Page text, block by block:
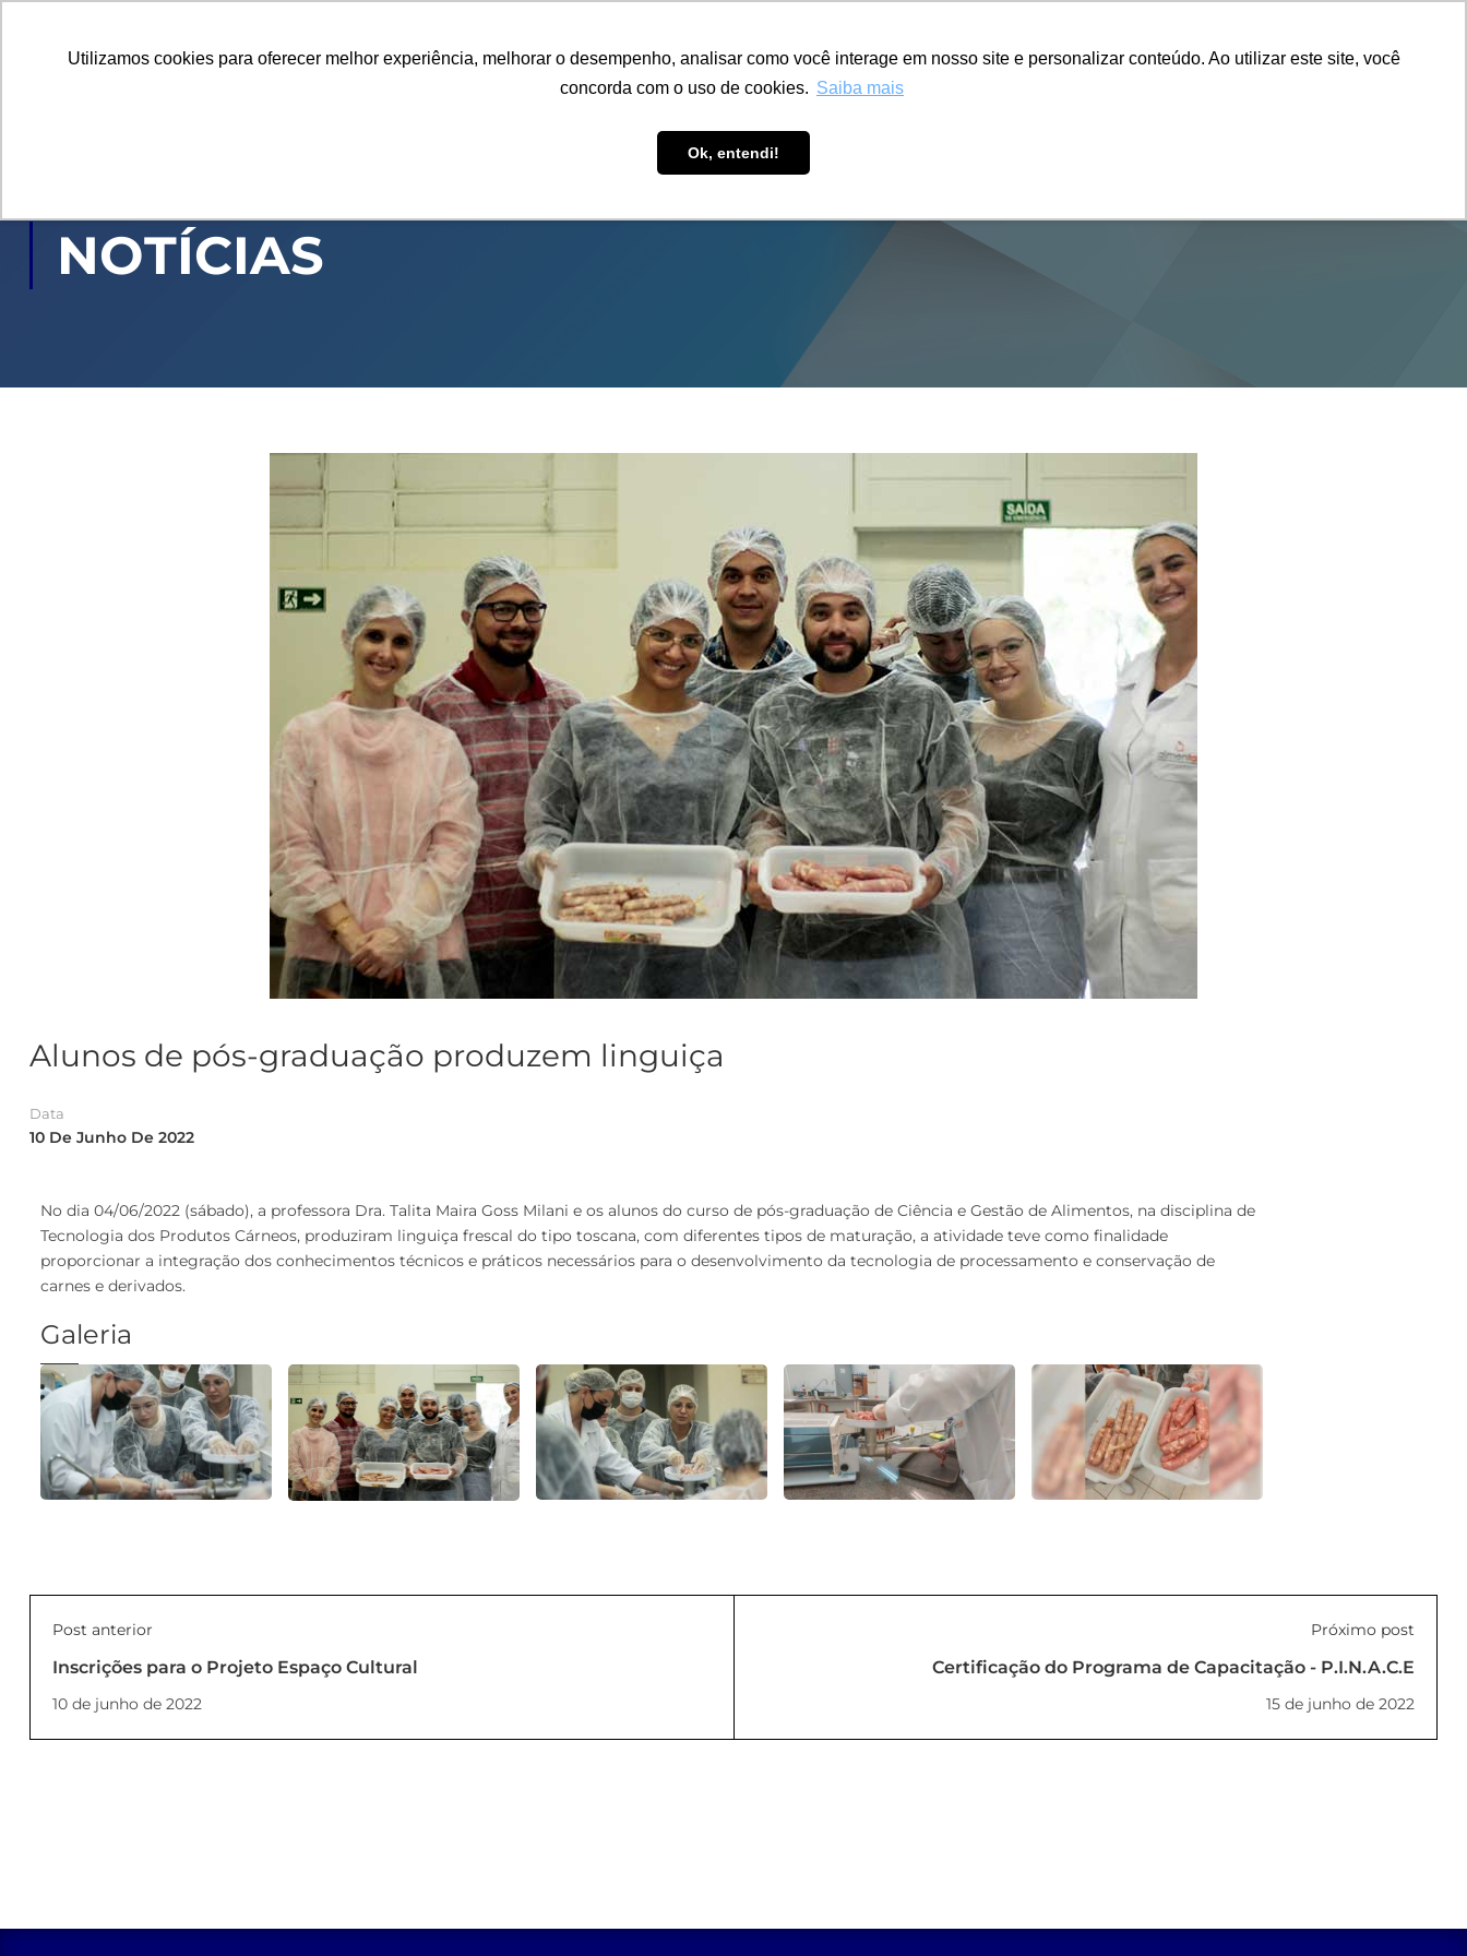
Utilizamos cookies para oferecer melhor experiência, melhorar o desempenho, analisar como você interage em nosso site e personalizar conteúdo. Ao utilizar este site, você
concorda com o uso de cookies. Saiba mais
Ok, entendi!
PÓS-GRADUAÇÃO CAPACITAÇÃO EXTENSÃO PESQUISA
NOTÍCIAS
Alunos de pós-graduação produzem linguiça
Data
10 De Junho De 2022
No dia 04/06/2022 (sábado), a professora Dra. Talita Maira Goss Milani e os alunos do curso de pós-graduação de Ciência e Gestão de Alimentos, na disciplina de
Tecnologia dos Produtos Cárneos, produziram linguiça frescal do tipo toscana, com diferentes tipos de maturação, a atividade teve como finalidade
proporcionar a integração dos conhecimentos técnicos e práticos necessários para o desenvolvimento da tecnologia de processamento e conservação de
carnes e derivados.
Galeria
Post anterior
Inscrições para o Projeto Espaço Cultural
10 de junho de 2022
Próximo post
Certificação do Programa de Capacitação - P.I.N.A.C.E
15 de junho de 2022